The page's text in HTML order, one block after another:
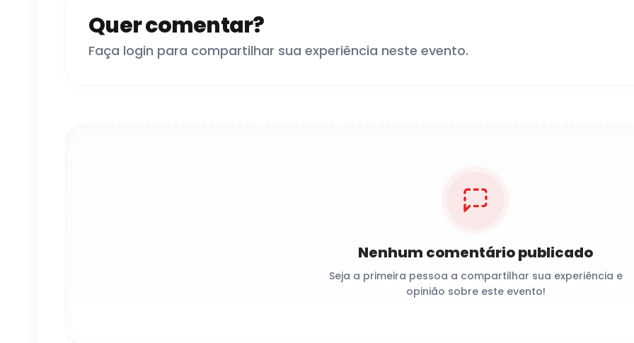
Quer comentar?
Faça login para compartilhar sua experiência neste evento.
Nenhum comentário publicado
Seja a primeira pessoa a compartilhar sua experiência e
opinião sobre este evento!